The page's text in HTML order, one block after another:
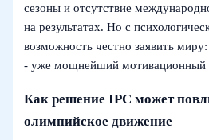
сезоны и отсутствие
на результатах. Но с
возможность честно заявить
- уже мощнейший мотивационный
Как решение IPC может
олимпийское движение